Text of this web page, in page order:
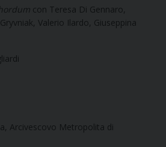
con Teresa Di Gennaro,
Valerio Ilardo, Giuseppina
Arcivescovo Metropolita di